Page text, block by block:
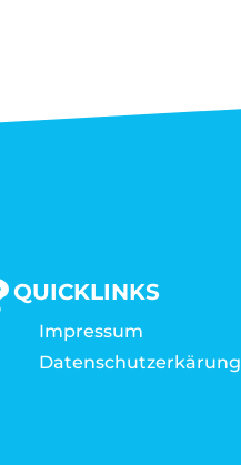
QUICKLINKS
Impressum
Datenschutzerkärung